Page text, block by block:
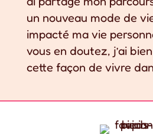
un nouveau mode de
impacté ma vie
vous en doutez, j’ai
cette façon de vivre